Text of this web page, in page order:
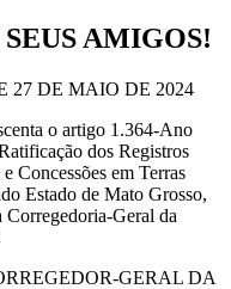
AMIGOS!
27 DE MAIO DE 2024
o artigo 1.364-Ano
dos Registros
Concessões em Terras
Estado de Mato Grosso,
Geral da
GERAL DA